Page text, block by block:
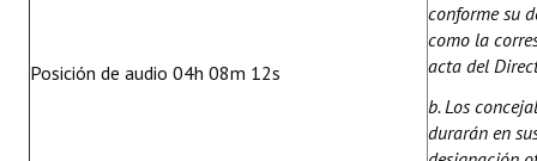
Posición de audio 04h 08m 12s
conforme su
como la
acta del
b. Los
durarán en